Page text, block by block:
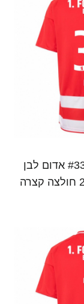
ילדים אלכס קראל #33 אדום לבן